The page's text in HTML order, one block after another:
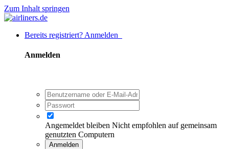
Zum Inhalt springen
Bereits registriert? Anmelden
Anmelden
Angemeldet bleiben Nicht empfohlen auf gemeinsam
genutzten Computern
Anmelden